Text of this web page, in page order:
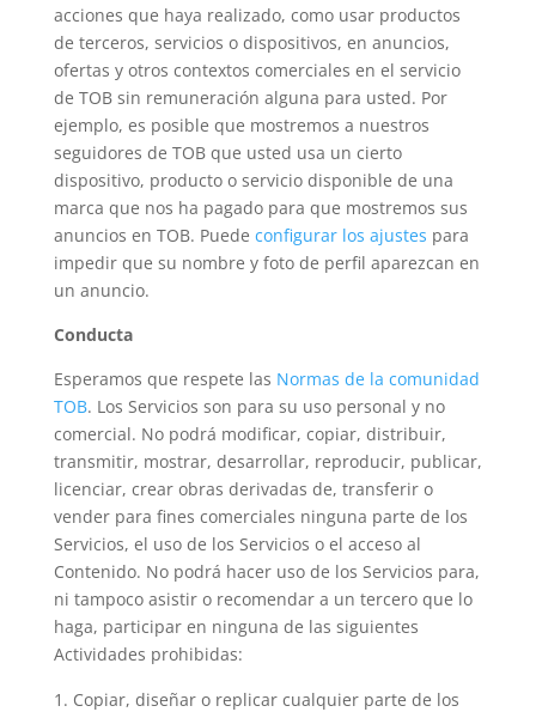
acciones que haya realizado, como usar productos
de terceros, servicios o dispositivos, en anuncios,
ofertas y otros contextos comerciales en el servicio
de TOB sin remuneración alguna para usted. Por
ejemplo, es posible que mostremos a nuestros
seguidores de TOB que usted usa un cierto
dispositivo, producto o servicio disponible de una
marca que nos ha pagado para que mostremos sus
anuncios en TOB. Puede configurar los ajustes para
impedir que su nombre y foto de perfil aparezcan en
un anuncio.
Conducta
Esperamos que respete las Normas de la comunidad
TOB. Los Servicios son para su uso personal y no
comercial. No podrá modificar, copiar, distribuir,
transmitir, mostrar, desarrollar, reproducir, publicar,
licenciar, crear obras derivadas de, transferir o
vender para fines comerciales ninguna parte de los
Servicios, el uso de los Servicios o el acceso al
Contenido. No podrá hacer uso de los Servicios para,
ni tampoco asistir o recomendar a un tercero que lo
haga, participar en ninguna de las siguientes
Actividades prohibidas:
Copiar, diseñar o replicar cualquier parte de los